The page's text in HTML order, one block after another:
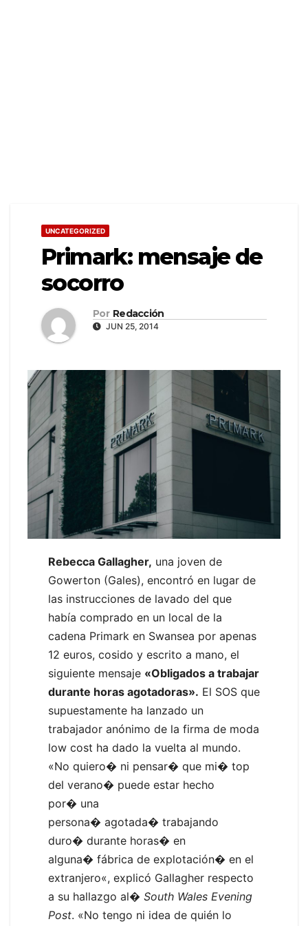
UNCATEGORIZED
Primark: mensaje de
socorro
Por Redacción
JUN 25, 2014
Rebecca Gallagher, una joven de
Gowerton (Gales), encontró en lugar de
las instrucciones de lavado del que
había comprado en un local de la
cadena Primark en Swansea por apenas
12 euros, cosido y escrito a mano, el
siguiente mensaje «Obligados a trabajar
durante horas agotadoras». El SOS que
supuestamente ha lanzado un
trabajador anónimo de la firma de moda
low cost ha dado la vuelta al mundo.
«No quiero� ni pensar� que mi� top
del verano� puede estar hecho
por� una
persona� agotada� trabajando
duro� durante horas� en
alguna� fábrica de explotación� en el
extranjero«, explicó Gallagher respecto
a su hallazgo al� South Wales Evening
Post. «No tengo ni idea de quién lo